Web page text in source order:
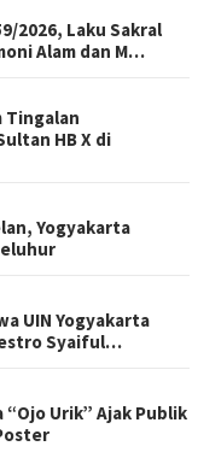
2026, Laku Sakral
Alam dan M…
Tingalan
HB X di
Yogyakarta
UIN Yogyakarta
Syaiful…
“Ojo Urik” Ajak Publik